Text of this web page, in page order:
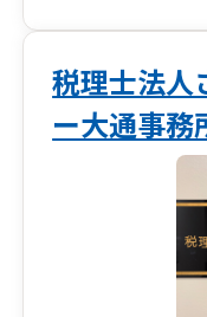
税理士法人
ー大通事務